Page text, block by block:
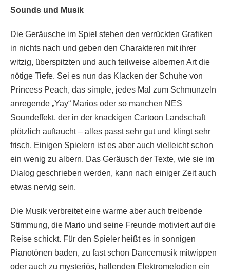
Sounds und Musik
Die Geräusche im Spiel stehen den verrückten Grafiken
in nichts nach und geben den Charakteren mit ihrer
witzig, überspitzten und auch teilweise albernen Art die
nötige Tiefe. Sei es nun das Klacken der Schuhe von
Princess Peach, das simple, jedes Mal zum Schmunzeln
anregende „Yay“ Marios oder so manchen NES
Soundeffekt, der in der knackigen Cartoon Landschaft
plötzlich auftaucht – alles passt sehr gut und klingt sehr
frisch. Einigen Spielern ist es aber auch vielleicht schon
ein wenig zu albern. Das Geräusch der Texte, wie sie im
Dialog geschrieben werden, kann nach einiger Zeit auch
etwas nervig sein.
Die Musik verbreitet eine warme aber auch treibende
Stimmung, die Mario und seine Freunde motiviert auf die
Reise schickt. Für den Spieler heißt es in sonnigen
Pianotönen baden, zu fast schon Dancemusik mitwippen
oder auch zu mysteriös, hallenden Elektromelodien ein